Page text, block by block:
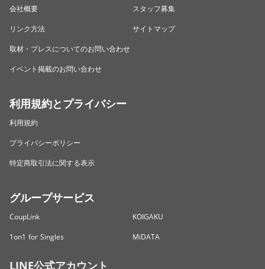
会社概要
スタッフ募集
リンク方法
サイトマップ
取材・プレスについてのお問い合わせ
イベント掲載のお問い合わせ
利用規約とプライバシー
利用規約
プライバシーポリシー
特定商取引法に関する表示
グループサービス
CoupLink
KOIGAKU
1on1 for Singles
MiDATA
LINE公式アカウント